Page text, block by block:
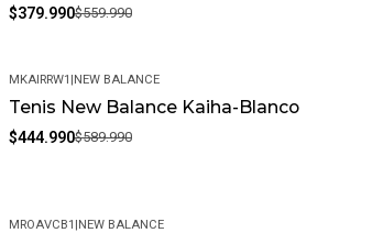
$379.990$559.990
-25%
MKAIRRW1 |NEW BALANCE
Tenis New Balance Kaiha-Blanco
$444.990$589.990
MROAVCB1 |NEW BALANCE